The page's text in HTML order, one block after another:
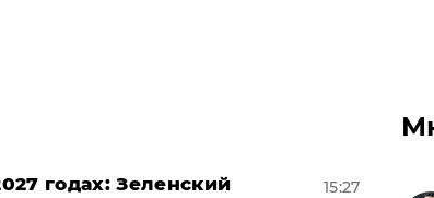
годах: Зеленский
15:27